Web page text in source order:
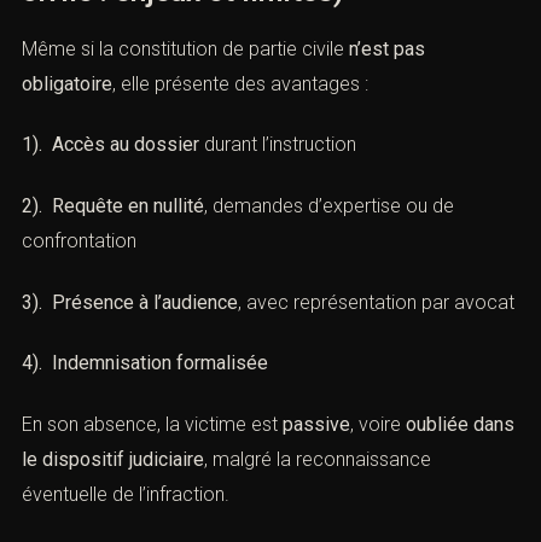
Même si la constitution de partie civile n’est pas
obligatoire, elle présente des avantages :
1). Accès au dossier durant l’instruction
2). Requête en nullité, demandes d’expertise ou de
confrontation
3). Présence à l’audience, avec représentation par avocat
4). Indemnisation formalisée
En son absence, la victime est passive, voire oubliée dans
le dispositif judiciaire, malgré la reconnaissance
éventuelle de l’infraction.